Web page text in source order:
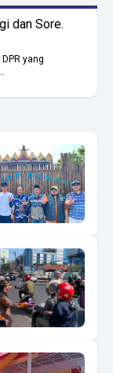
dan Sore.
yang